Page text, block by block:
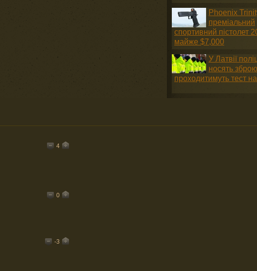
Phoenix
преміальний
спортивний пістолет
майже $7,000
У Латвії
носять
проходитимуть тест
4
0
-3